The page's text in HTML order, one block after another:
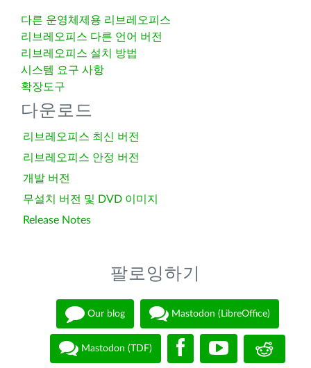
다른 운영체제용 리브레오피스
리브레오피스 다른 언어 버전
리브레오피스 설치 방법
시스템 요구 사항
확장도구
다운로드
리브레오피스 최신 버전
리브레오피스 안정 버전
개발 버전
무설치 버전 및 DVD 이미지
Release Notes
팔로잉하기
Our blog Mastodon (LibreOffice)
Mastodon (TDF)